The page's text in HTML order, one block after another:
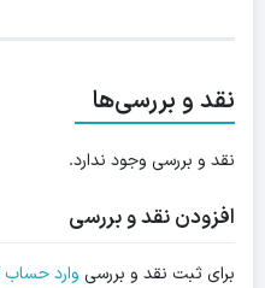
نقد و بررسی‌ها
نقد و بررسی وجود ندارد.
افزودن نقد و بررسی
برای ثبت نقد و بررسی وارد حساب